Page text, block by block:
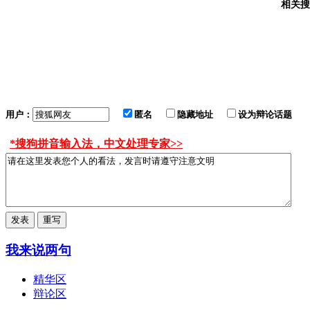
相关搜
用户： 匿名 隐藏地址 设为辩论话题
*搜狗拼音输入法，中文处理专家>>
我来说两句
精华区
辩论区